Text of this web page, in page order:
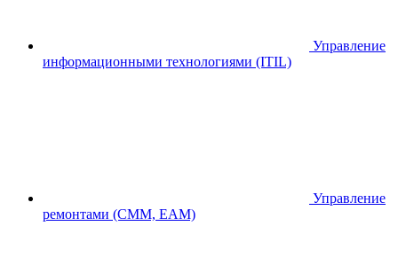
Управление
информационными технологиями (ITIL)
Управление
ремонтами (CMM, EAM)